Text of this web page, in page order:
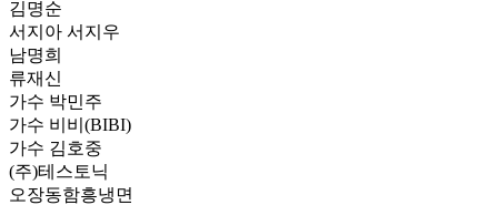
김명순
서지아 서지우
남명희
류재신
가수 박민주
가수 비비(BIBI)
가수 김호중
(주)테스토닉
오장동함흥냉면